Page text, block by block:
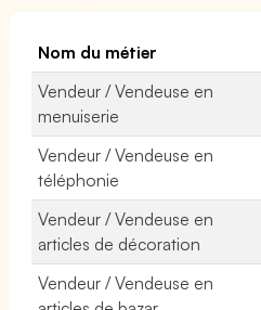
Nom du métier
Vendeur / Vendeuse en
menuiserie
Vendeur / Vendeuse en
téléphonie
Vendeur / Vendeuse en
articles de décoration
Vendeur / Vendeuse en